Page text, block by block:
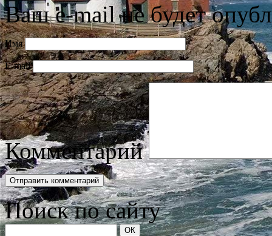
Ваш e-mail не будет
Имя
E-mail
Комментарий
Поиск по сайту